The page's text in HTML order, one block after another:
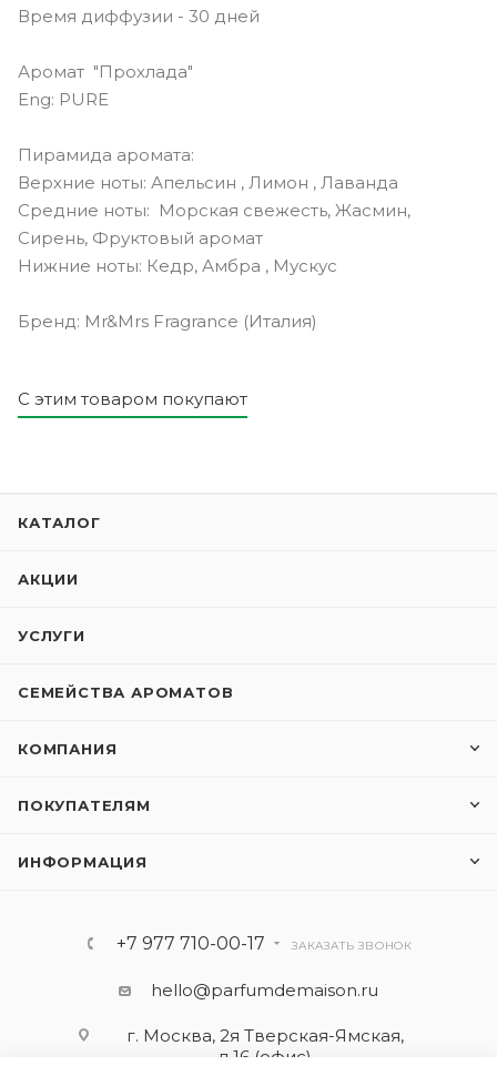
Время диффузии - 30 дней
Аромат "Прохлада"
Eng: PURE
Пирамида аромата:
Верхние ноты: Апельсин , Лимон , Лаванда
Средние ноты: Морская свежесть, Жасмин,
Сирень, Фруктовый аромат
Нижние ноты: Кедр, Амбра , Мускус
Бренд: Mr&Mrs Fragrance (Италия)
С этим товаром покупают
КАТАЛОГ
АКЦИИ
УСЛУГИ
СЕМЕЙСТВА АРОМАТОВ
КОМПАНИЯ
ПОКУПАТЕЛЯМ
ИНФОРМАЦИЯ
+7 977 710-00-17 ЗАКАЗАТЬ ЗВОНОК
hello@parfumdemaison.ru
г. Москва, 2я Тверская-Ямская,
д.16 (офис)